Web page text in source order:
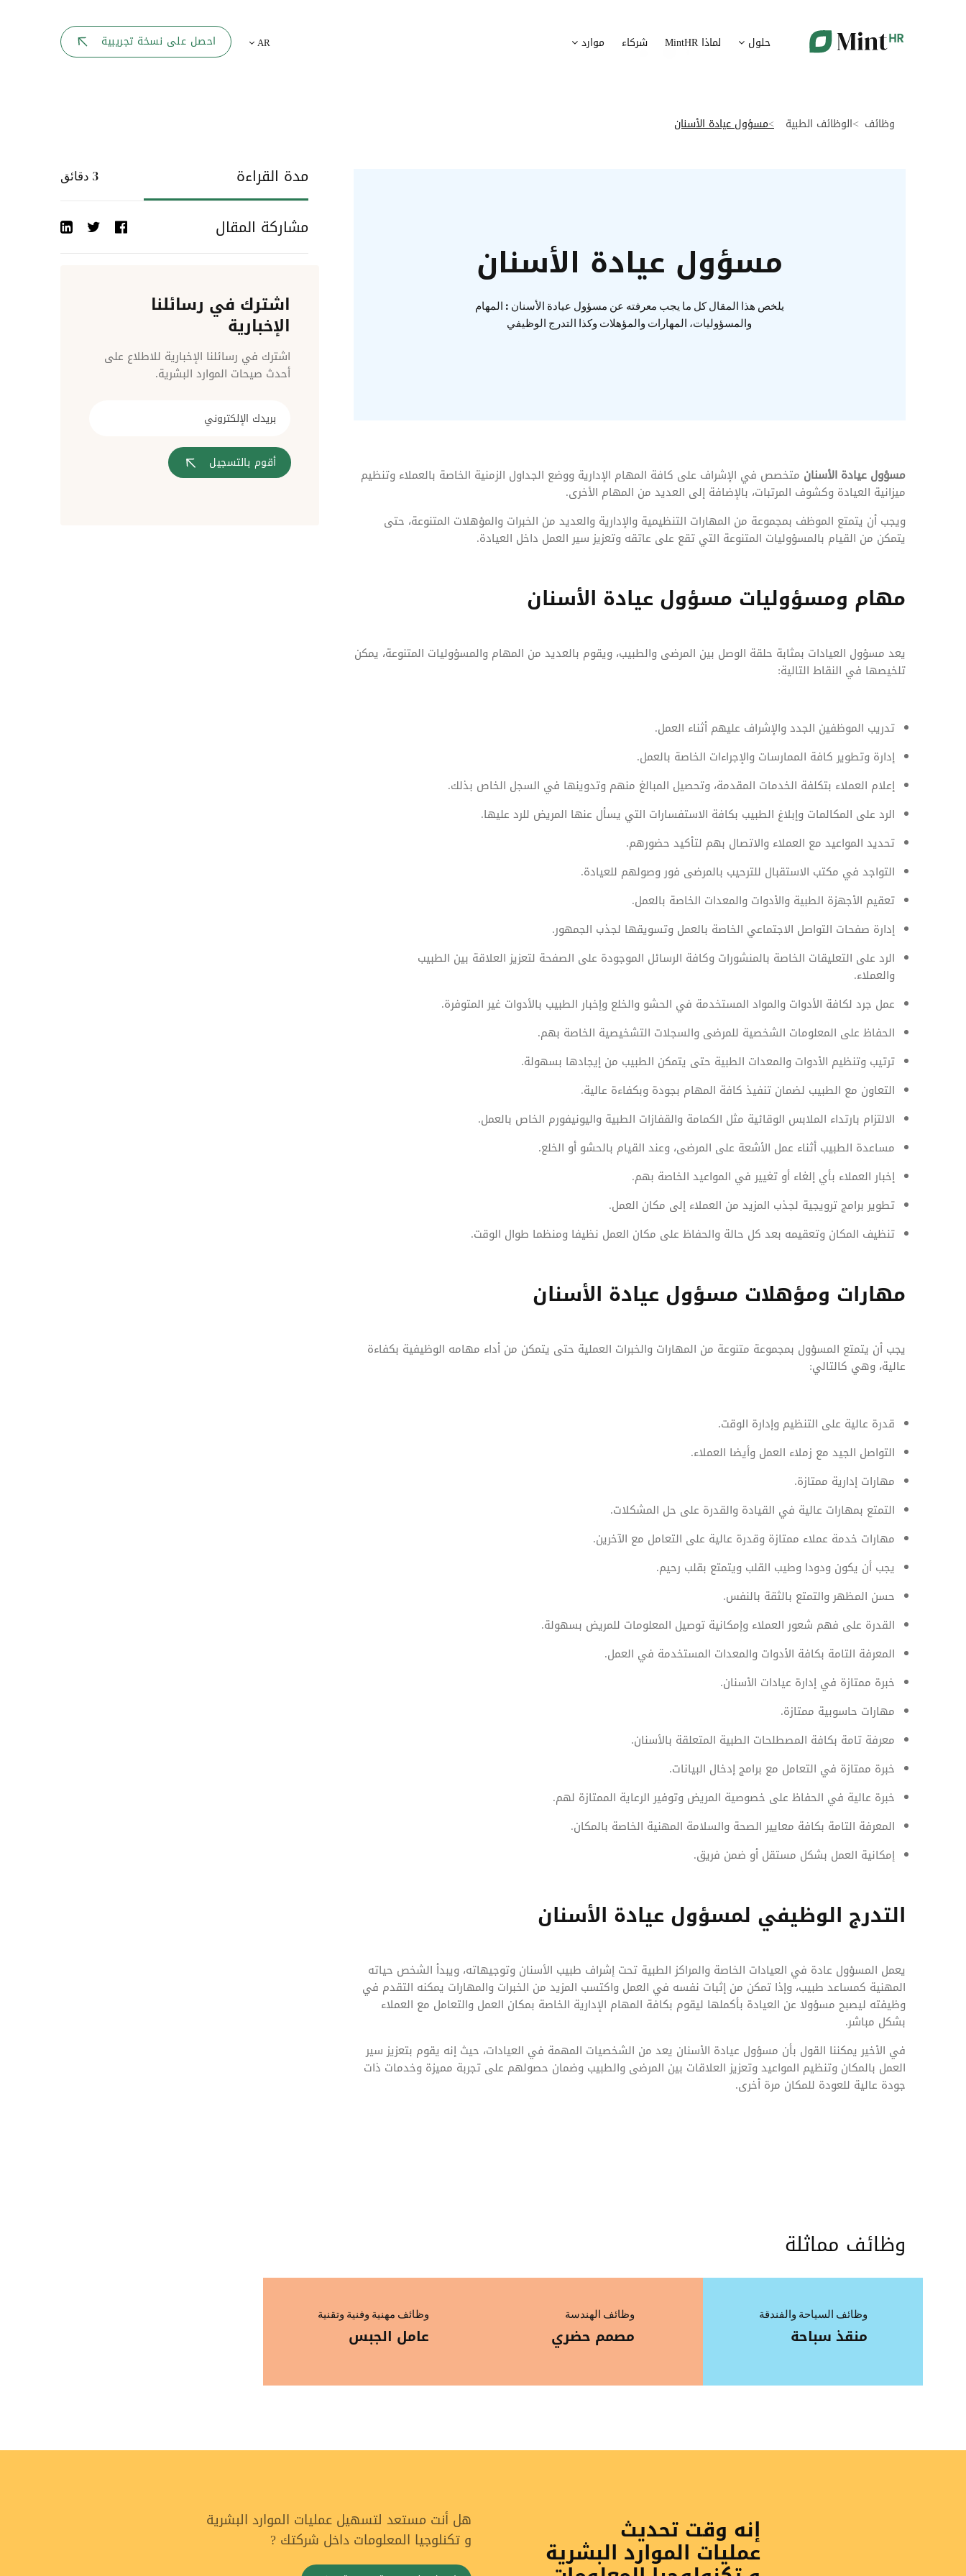
حلول لماذا MintHR شركاء موارد AR احصل على نسخة تجريبية
وظائف الوظائف الطبية مسؤول عيادة الأسنان
مسؤول عيادة الأسنان
يلخص هذا المقال كل ما يجب معرفته عن مسؤول عيادة الأسنان : المهام
والمسؤوليات، المهارات والمؤهلات وكذا التدرج الوظيفي
مسؤول عيادة الأسنان متخصص في الإشراف على كافة المهام الإدارية ووضع الجداول الزمنية الخاصة بالعملاء وتنظيم
ميزانية العيادة وكشوف المرتبات، بالإضافة إلى العديد من المهام الأخرى.
ويجب أن يتمتع الموظف بمجموعة من المهارات التنظيمية والإدارية والعديد من الخبرات والمؤهلات المتنوعة، حتى
يتمكن من القيام بالمسؤوليات المتنوعة التي تقع على عاتقه وتعزيز سير العمل داخل العيادة.
مهام ومسؤوليات مسؤول عيادة الأسنان
يعد مسؤول العيادات بمثابة حلقة الوصل بين المرضى والطبيب، ويقوم بالعديد من المهام والمسؤوليات المتنوعة، يمكن
تلخيصها في النقاط التالية:
تدريب الموظفين الجدد والإشراف عليهم أثناء العمل.
إدارة وتطوير كافة الممارسات والإجراءات الخاصة بالعمل.
إعلام العملاء بتكلفة الخدمات المقدمة، وتحصيل المبالغ منهم وتدوينها في السجل الخاص بذلك.
الرد على المكالمات وإبلاغ الطبيب بكافة الاستفسارات التي يسأل عنها المريض للرد عليها.
تحديد المواعيد مع العملاء والاتصال بهم لتأكيد حضورهم.
التواجد في مكتب الاستقبال للترحيب بالمرضى فور وصولهم للعيادة.
تعقيم الأجهزة الطبية والأدوات والمعدات الخاصة بالعمل.
إدارة صفحات التواصل الاجتماعي الخاصة بالعمل وتسويقها لجذب الجمهور.
الرد على التعليقات الخاصة بالمنشورات وكافة الرسائل الموجودة على الصفحة لتعزيز العلاقة بين الطبيب
والعملاء.
عمل جرد لكافة الأدوات والمواد المستخدمة في الحشو والخلع وإخبار الطبيب بالأدوات غير المتوفرة.
الحفاظ على المعلومات الشخصية للمرضى والسجلات التشخيصية الخاصة بهم.
ترتيب وتنظيم الأدوات والمعدات الطبية حتى يتمكن الطبيب من إيجادها بسهولة.
التعاون مع الطبيب لضمان تنفيذ كافة المهام بجودة وبكفاءة عالية.
الالتزام بارتداء الملابس الوقائية مثل الكمامة والقفازات الطبية واليونيفورم الخاص بالعمل.
مساعدة الطبيب أثناء عمل الأشعة على المرضى، وعند القيام بالحشو أو الخلع.
إخبار العملاء بأي إلغاء أو تغيير في المواعيد الخاصة بهم.
تطوير برامج ترويجية لجذب المزيد من العملاء إلى مكان العمل.
تنظيف المكان وتعقيمه بعد كل حالة والحفاظ على مكان العمل نظيفا ومنظما طوال الوقت.
مهارات ومؤهلات مسؤول عيادة الأسنان
يجب أن يتمتع المسؤول بمجموعة متنوعة من المهارات والخبرات العملية حتى يتمكن من أداء مهامه الوظيفية بكفاءة
عالية، وهي كالتالي:
قدرة عالية على التنظيم وإدارة الوقت.
التواصل الجيد مع زملاء العمل وأيضا العملاء.
مهارات إدارية ممتازة.
التمتع بمهارات عالية في القيادة والقدرة على حل المشكلات.
مهارات خدمة عملاء ممتازة وقدرة عالية على التعامل مع الآخرين.
يجب أن يكون ودودا وطيب القلب ويتمتع بقلب رحيم.
حسن المظهر والتمتع بالثقة بالنفس.
القدرة على فهم شعور العملاء وإمكانية توصيل المعلومات للمريض بسهولة.
المعرفة التامة بكافة الأدوات والمعدات المستخدمة في العمل.
خبرة ممتازة في إدارة عيادات الأسنان.
مهارات حاسوبية ممتازة.
معرفة تامة بكافة المصطلحات الطبية المتعلقة بالأسنان.
خبرة ممتازة في التعامل مع برامج إدخال البيانات.
خبرة عالية في الحفاظ على خصوصية المريض وتوفير الرعاية الممتازة لهم.
المعرفة التامة بكافة معايير الصحة والسلامة المهنية الخاصة بالمكان.
إمكانية العمل بشكل مستقل أو ضمن فريق.
التدرج الوظيفي لمسؤول عيادة الأسنان
يعمل المسؤول عادة في العيادات الخاصة والمراكز الطبية تحت إشراف طبيب الأسنان وتوجيهاته، ويبدأ الشخص حياته
المهنية كمساعد طبيب، وإذا تمكن من إثبات نفسه في العمل واكتسب المزيد من الخبرات والمهارات يمكنه التقدم في
وظيفته ليصبح مسؤولا عن العيادة بأكملها ليقوم بكافة المهام الإدارية الخاصة بمكان العمل والتعامل مع العملاء
بشكل مباشر.
في الأخير يمكننا القول بأن مسؤول عيادة الأسنان يعد من الشخصيات المهمة في العيادات، حيث إنه يقوم بتعزيز سير
العمل بالمكان وتنظيم المواعيد وتعزيز العلاقات بين المرضى والطبيب وضمان حصولهم على تجربة مميزة وخدمات ذات
جودة عالية للعودة للمكان مرة أخرى.
مدة القراءة 3 دقائق
مشاركة المقال
اشترك في رسائلنا
الإخبارية
اشترك في رسائلنا الإخبارية للاطلاع على
أحدث صيحات الموارد البشرية.
أقوم بالتسجيل
وظائف مماثلة
وظائف السياحة والفندقة
منقذ سباحة
وظائف الهندسة
مصمم حضري
وظائف مهنية وفنية وتقنية
عامل الجبس
إنه وقت تحديث
عمليات الموارد البشرية
هل أنت مستعد لتسهيل عمليات الموارد البشرية
و تكنلوجيا المعلومات داخل شركتك ?
بيانات الموارد البشرية ممركزة في بوابة واحدة قم برقمنة عملية التوظيف الخاصة بك
الرواتب و التعويض
أحداث الشركة
مراقبة الدخول